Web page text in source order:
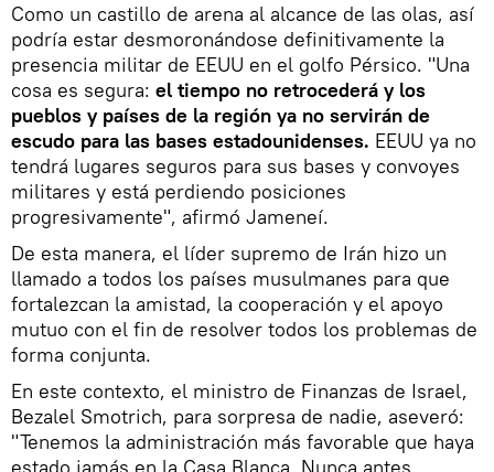
Como un castillo de arena al alcance de las olas, así
podría estar desmoronándose definitivamente la
presencia militar de EEUU en el golfo Pérsico. "Una
cosa es segura: el tiempo no retrocederá y los
pueblos y países de la región ya no servirán de
escudo para las bases estadounidenses. EEUU ya no
tendrá lugares seguros para sus bases y convoyes
militares y está perdiendo posiciones
progresivamente", afirmó Jameneí.
De esta manera, el líder supremo de Irán hizo un
llamado a todos los países musulmanes para que
fortalezcan la amistad, la cooperación y el apoyo
mutuo con el fin de resolver todos los problemas de
forma conjunta.
En este contexto, el ministro de Finanzas de Israel,
Bezalel Smotrich, para sorpresa de nadie, aseveró:
"Tenemos la administración más favorable que haya